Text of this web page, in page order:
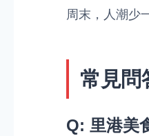
周末，人潮少
常見問
Q: 里港美